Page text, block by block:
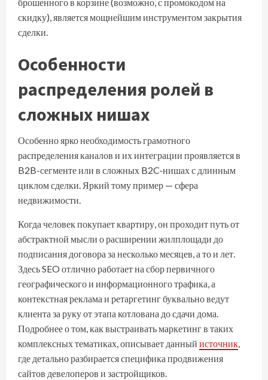
скидку), является мощнейшим инструментом закрытия
сделки.
Особенности
распределения ролей в
сложных нишах
Особенно ярко необходимость грамотного
распределения каналов и их интеграции проявляется в
B2B-сегменте или в сложных B2C-нишах с длинным
циклом сделки. Яркий тому пример — сфера
недвижимости.
Когда человек покупает квартиру, он проходит путь от
абстрактной мысли о расширении жилплощади до
подписания договора за несколько месяцев, а то и лет.
Здесь SEO отлично работает на сбор первичного
географического и информационного трафика, а
контекстная реклама и ретаргетинг буквально ведут
клиента за руку от этапа котлована до сдачи дома.
Подробнее о том, как выстраивать маркетинг в таких
комплексных тематиках, описывает данный источник,
где детально разбирается специфика продвижения
сайтов девелоперов и застройщиков.